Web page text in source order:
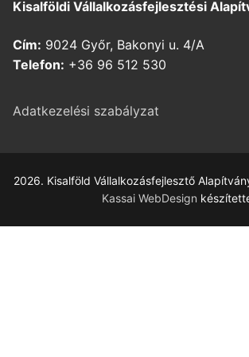
Kisalföldi Vállalkozásfejlesztési
Cím: 9024 Győr, Bakonyi u. 4/A
Telefon: +36 96 512 530
Adatkezelési szabályzat
2026. Kisalföld Vállalkozásfejlesztő
Kassai WebDesign